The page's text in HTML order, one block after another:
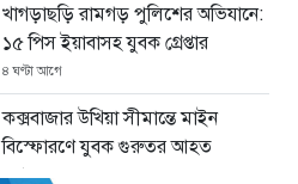
খাগড়াছড়ি রামগড় পুলিশের অভিযানে:
১৫ পিস ইয়াবাসহ যুবক গ্রেপ্তার
৪ ঘণ্টা আগে
কক্সবাজার উখিয়া সীমান্তে মাইন
বিস্ফোরণে যুবক গুরুতর আহত
৫ ঘণ্টা আগে